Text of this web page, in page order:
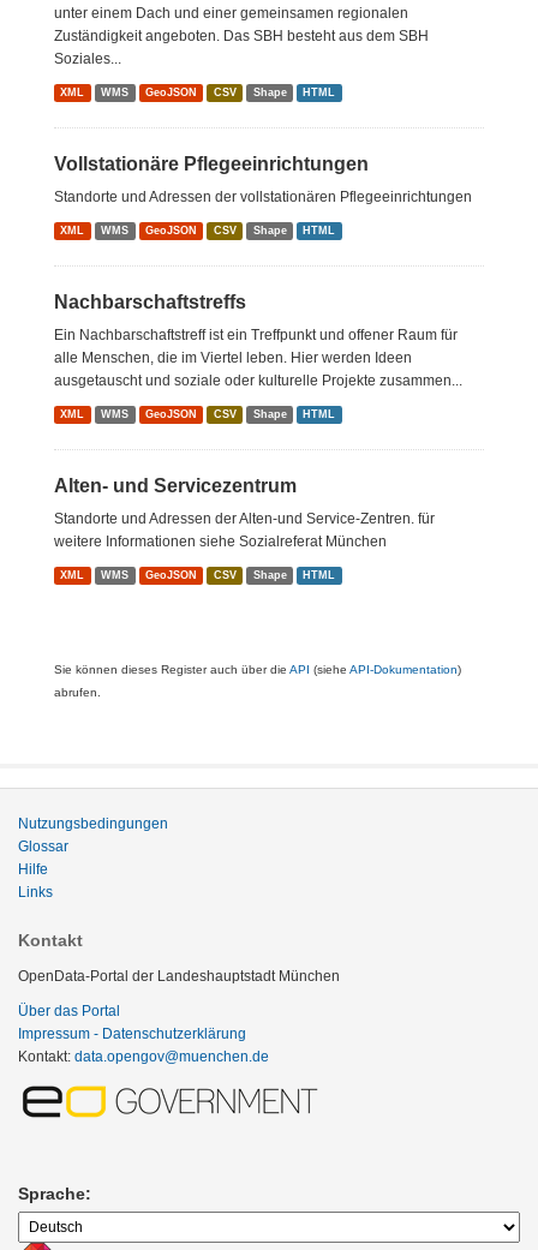
unter einem Dach und einer gemeinsamen regionalen
Zuständigkeit angeboten. Das SBH besteht aus dem SBH
Soziales...
XML WMS GeoJSON CSV Shape HTML
Vollstationäre Pflegeeinrichtungen
Standorte und Adressen der vollstationären Pflegeeinrichtungen
XML WMS GeoJSON CSV Shape HTML
Nachbarschaftstreffs
Ein Nachbarschaftstreff ist ein Treffpunkt und offener Raum für
alle Menschen, die im Viertel leben. Hier werden Ideen
ausgetauscht und soziale oder kulturelle Projekte zusammen...
XML WMS GeoJSON CSV Shape HTML
Alten- und Servicezentrum
Standorte und Adressen der Alten-und Service-Zentren. für
weitere Informationen siehe Sozialreferat München
XML WMS GeoJSON CSV Shape HTML
Sie können dieses Register auch über die API (siehe API-Dokumentation)
abrufen.
Nutzungsbedingungen
Glossar
Hilfe
Links
Kontakt
OpenData-Portal der Landeshauptstadt München
Über das Portal
Impressum - Datenschutzerklärung
Kontakt: data.opengov@muenchen.de
Sprache